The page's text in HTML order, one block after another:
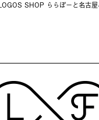
SHOP ららぽーと名古